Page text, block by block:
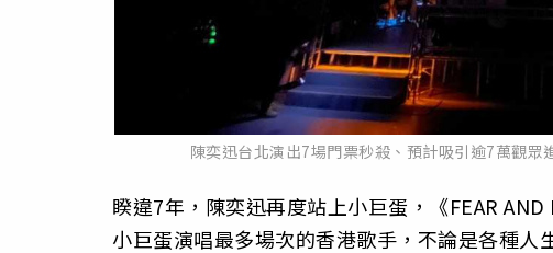
陳奕迅台北演出7場門票秒殺、預計吸引逾7萬觀眾
睽違7年，陳奕迅再度站上小巨蛋，《FEAR
小巨蛋演唱最多場次的香港歌手，不論是各種